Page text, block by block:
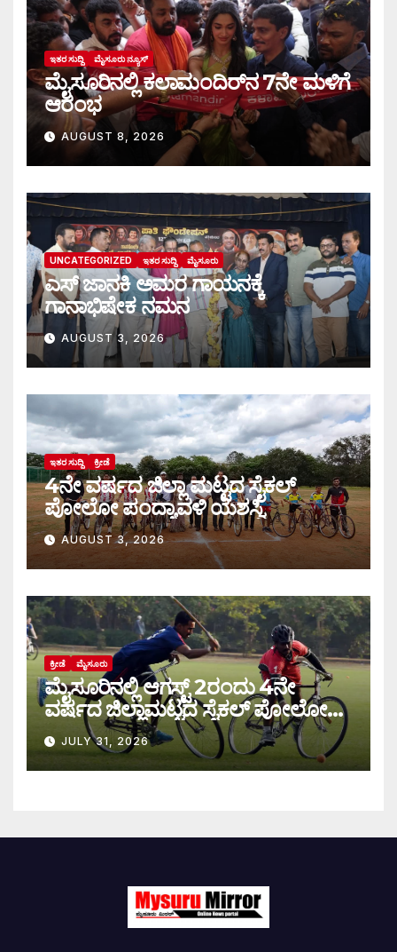
ಇತರ ಸುದ್ದಿ ಮೈಸೂರು ನ್ಯೂಸ್
ಮೈಸೂರಿನಲ್ಲಿ ಕಲಾಮಂದಿರ್‌ನ 7ನೇ ಮಳಿಗೆ
ಆರಂಭ
AUGUST 8, 2026
UNCATEGORIZED ಇತರ ಸುದ್ದಿ ಮೈಸೂರು
ಎಸ್ ಜಾನಕಿ ಅಮರ ಗಾಯನಕ್ಕೆ
ಗಾನಾಭಿಷೇಕ ನಮನ
AUGUST 3, 2026
ಇತರ ಸುದ್ದಿ ಕ್ರೀಡೆ
4ನೇ ವರ್ಷದ ಜಿಲ್ಲಾ ಮಟ್ಟದ ಸೈಕಲ್
ಪೋಲೋ ಪಂದ್ಯಾವಳಿ ಯಶಸ್ವಿ
AUGUST 3, 2026
ಕ್ರೀಡೆ ಮೈಸೂರು
ಮೈಸೂರಿನಲ್ಲಿ ಆಗಸ್ಟ್‌ 2ರಂದು 4ನೇ
ವರ್ಷದ ಜಿಲ್ಲಾಮಟ್ಟದ ಸೈಕಲ್ ಪೋಲೋ
ಪಂದ್ಯಾವಳಿ
JULY 31, 2026